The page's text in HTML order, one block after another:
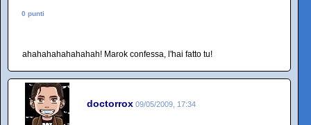
0 punti
ahahahahahahahah! Marok confessa, l'hai fatto tu!
doctorrox 09/05/2009, 17:34